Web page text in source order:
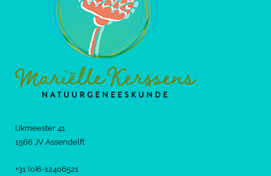
IJkmeester 41
1566 JV Assendelft
+31 (0)6-12406521